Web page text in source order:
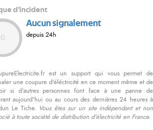
d'incident
0
Aucun signalement
depuis 24h
est un support qui vous permet de
une coupure d'éléctricité en ce moment même et de
si d'autres personnes font face à une panne de
aujourd'hui ou au cours des dernières 24 heures à
Le Tiche. Vous êtes sur un site indépendant et non
à toute société de distribution d'électricité en France.